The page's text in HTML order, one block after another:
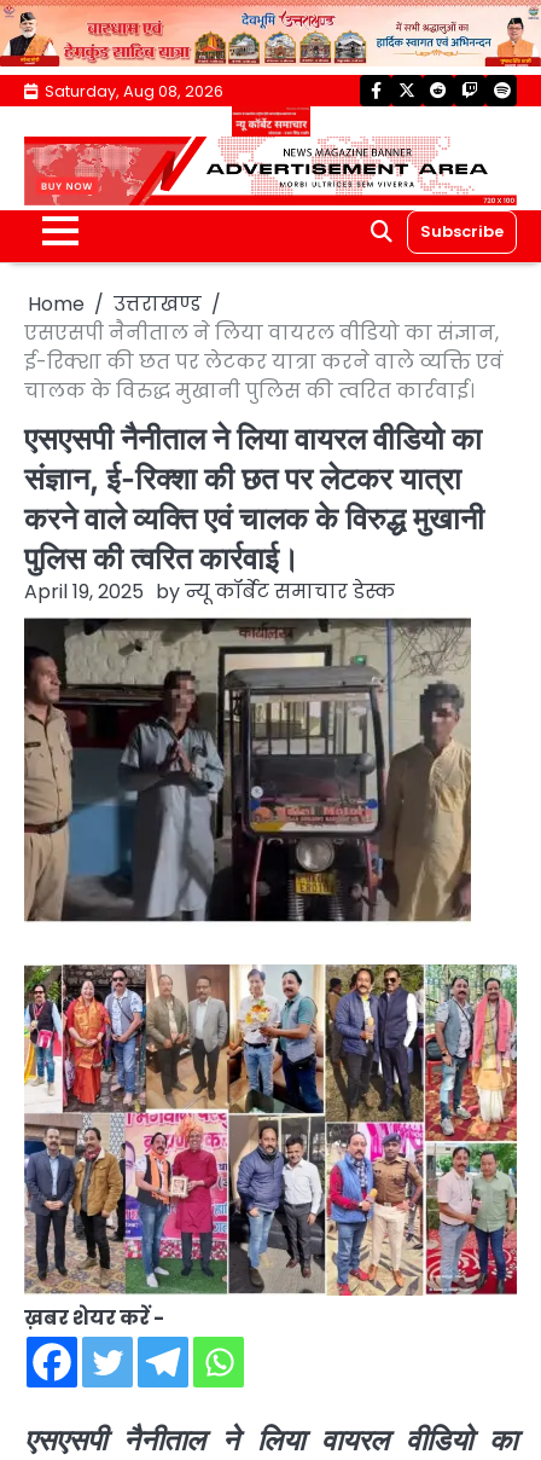
Skip
content
Saturday, Aug 08, 2026 facebook
twitterreddittwitch
Subscribe
Home
उत्तराखण्ड
एसएसपी नैनीताल ने लिया वायरल वीडियो का संज्ञान,
ई-रिक्शा की छत पर लेटकर यात्रा करने वाले व्यक्ति एवं
चालक के विरुद्ध मुखानी पुलिस की त्वरित कार्रवाई।
एसएसपी नैनीताल ने लिया वायरल वीडियो का
संज्ञान, ई-रिक्शा की छत पर लेटकर यात्रा
करने वाले व्यक्ति एवं चालक के विरुद्ध मुखानी
पुलिस की त्वरित कार्रवाई।
April 19, 2025 byन्यू कॉर्बेट समाचार डेस्क
ख़बर शेयर करें -
एसएसपी नैनीताल ने लिया वायरल वीडियो का